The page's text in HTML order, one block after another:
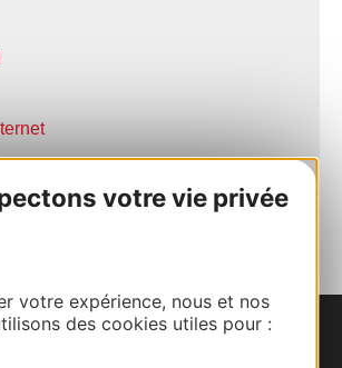
votre vie privée
votre expérience, nous et nos
des cookies utiles pour :